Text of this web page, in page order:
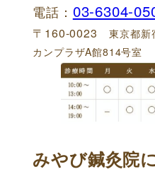
電話： 03-6304-
〒160-0023東京都
カンプラザA館814号室
みやび鍼灸院